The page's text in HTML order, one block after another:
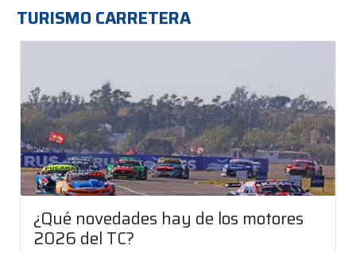
TURISMO CARRETERA
¿Qué novedades hay de los motores
2026 del TC?